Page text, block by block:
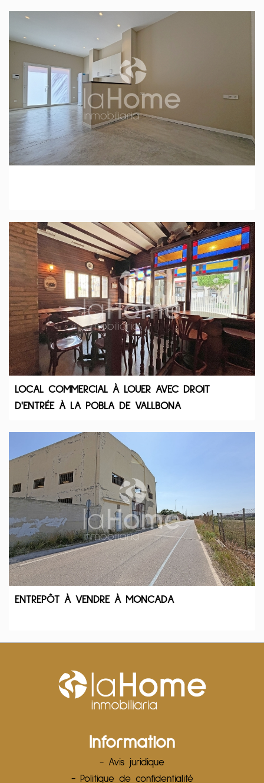
LOCAL COMMERCIAL À LOUER AVEC DROIT
D'ENTRÉE À LA POBLA DE VALLBONA
ENTREPÔT À VENDRE À MONCADA
Information
- Avis juridique
- Politique de confidentialité